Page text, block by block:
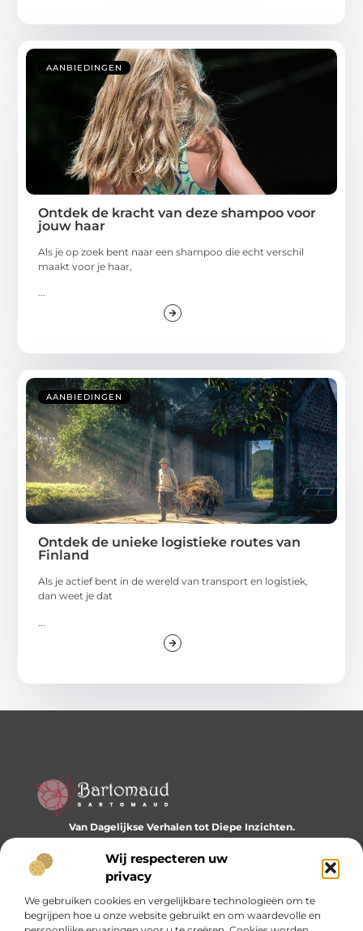
Wij respecteren uw
privacy
We gebruiken cookies en vergelijkbare technologieën om te
begrijpen hoe u onze website gebruikt en om waardevolle en
AANBIEDINGEN
Ontdek de kracht van deze shampoo voor
jouw haar
Als je op zoek bent naar een shampoo die echt verschil
maakt voor je haar,
...
AANBIEDINGEN
Ontdek de unieke logistieke routes van
Finland
Als je actief bent in de wereld van transport en logistiek,
dan weet je dat
Van Dagelijkse Verhalen tot Diepe Inzichten.
Ontdek een wereld vol diverse blogs en artikelen die je
dagelijks inspireren en nieuwe perspectieven bieden.